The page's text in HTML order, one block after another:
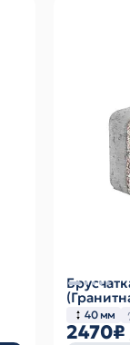
40 мм
2470₽